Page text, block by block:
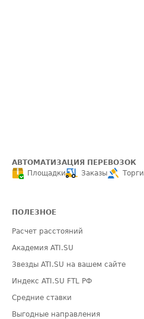
АВТОМАТИЗАЦИЯ ПЕРЕВОЗОК
Площадки
Заказы Торги
ПОЛЕЗНОЕ
Расчет расстояний
Академия ATI.SU
Звезды ATI.SU на вашем сайте
Индекс ATI.SU FTL РФ
Средние ставки
Выгодные направления